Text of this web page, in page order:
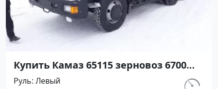
Купить Камаз 65115 зерновоз 6700
см3 МКПП (280 л.с.) Дизельный в
Руль Левый